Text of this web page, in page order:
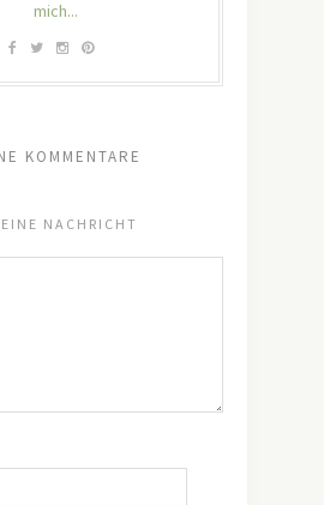
mich...
KOMMENTARE
NACHRICHT